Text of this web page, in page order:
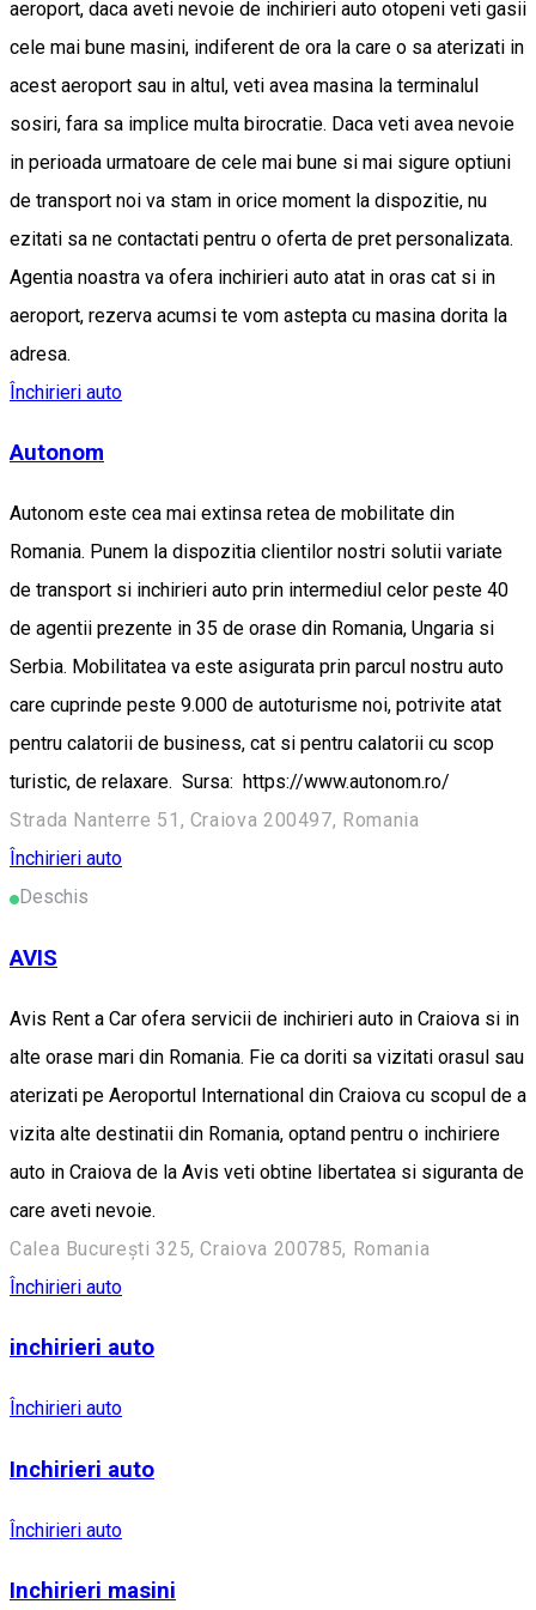
aeroport, daca aveti nevoie de inchirieri auto otopeni veti gasii
cele mai bune masini, indiferent de ora la care o sa aterizati in
acest aeroport sau in altul, veti avea masina la terminalul
sosiri, fara sa implice multa birocratie. Daca veti avea nevoie
in perioada urmatoare de cele mai bune si mai sigure optiuni
de transport noi va stam in orice moment la dispozitie, nu
ezitati sa ne contactati pentru o oferta de pret personalizata.
Agentia noastra va ofera inchirieri auto atat in oras cat si in
aeroport, rezerva acumsi te vom astepta cu masina dorita la
adresa.
Închirieri auto
Autonom
Autonom este cea mai extinsa retea de mobilitate din
Romania. Punem la dispozitia clientilor nostri solutii variate
de transport si inchirieri auto prin intermediul celor peste 40
de agentii prezente in 35 de orase din Romania, Ungaria si
Serbia. Mobilitatea va este asigurata prin parcul nostru auto
care cuprinde peste 9.000 de autoturisme noi, potrivite atat
pentru calatorii de business, cat si pentru calatorii cu scop
turistic, de relaxare. Sursa: https://www.autonom.ro/
Strada Nanterre 51, Craiova 200497, Romania
Închirieri auto
Deschis
AVIS
Avis Rent a Car ofera servicii de inchirieri auto in Craiova si in
alte orase mari din Romania. Fie ca doriti sa vizitati orasul sau
aterizati pe Aeroportul International din Craiova cu scopul de a
vizita alte destinatii din Romania, optand pentru o inchiriere
auto in Craiova de la Avis veti obtine libertatea si siguranta de
care aveti nevoie.
Calea București 325, Craiova 200785, Romania
Închirieri auto
inchirieri auto
Închirieri auto
Inchirieri auto
Închirieri auto
Inchirieri masini